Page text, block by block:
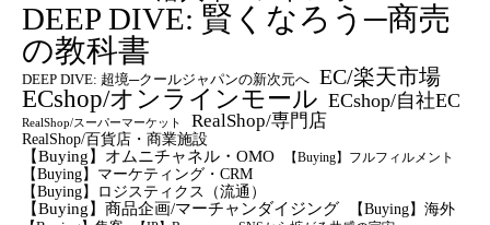
DEEP DIVE: 賢くなろう─商売
の教科書
DEEP DIVE: 超境─クールジャパンの新次元へ EC/楽天市場
ECshop/オンラインモール ECshop/自社EC
RealShop/スーパーマーケット RealShop/専門店
RealShop/百貨店・商業施設
【Buying】オムニチャネル・OMO
【Buying】フルフィルメント
【Buying】マーケティング・CRM
【buying】ロジスティクス（流通）
【Buying】商品企画/マーチャンダイジング 【Buying】海外